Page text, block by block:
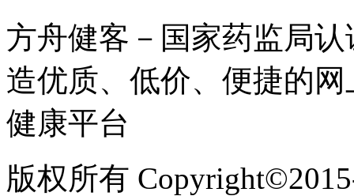
方舟健客－国家药监局
造优质、低价、便捷的
健康平台
版权所有